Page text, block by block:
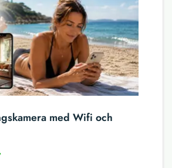
med Wifi och